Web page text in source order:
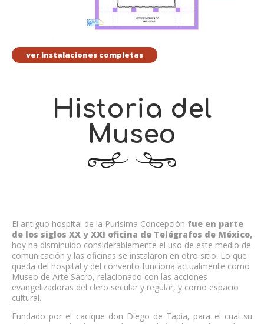
ver instalaciones completas
Historia del
Museo
El antiguo hospital de la Purísima Concepción fue en parte
de los siglos XX y XXI oficina de Telégrafos de México,
hoy ha disminuido considerablemente el uso de este medio de
comunicación y las oficinas se instalaron en otro sitio. Lo que
queda del hospital y del convento funciona actualmente como
Museo de Arte Sacro, relacionado con las acciones
evangelizadoras del clero secular y regular, y como espacio
cultural.
Fundado por el cacique don Diego de Tapia, para el cual su